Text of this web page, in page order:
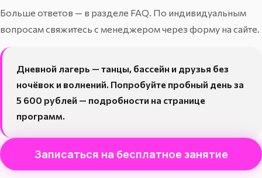
Больше ответов — в разделе FAQ. По индивидуальным
вопросам свяжитесь с менеджером через форму на сайте.
Дневной лагерь — танцы, бассейн и друзья без
ночёвок и волнений. Попробуйте пробный день за
5 600 рублей — подробности на странице
программ.
Записаться на бесплатное занятие